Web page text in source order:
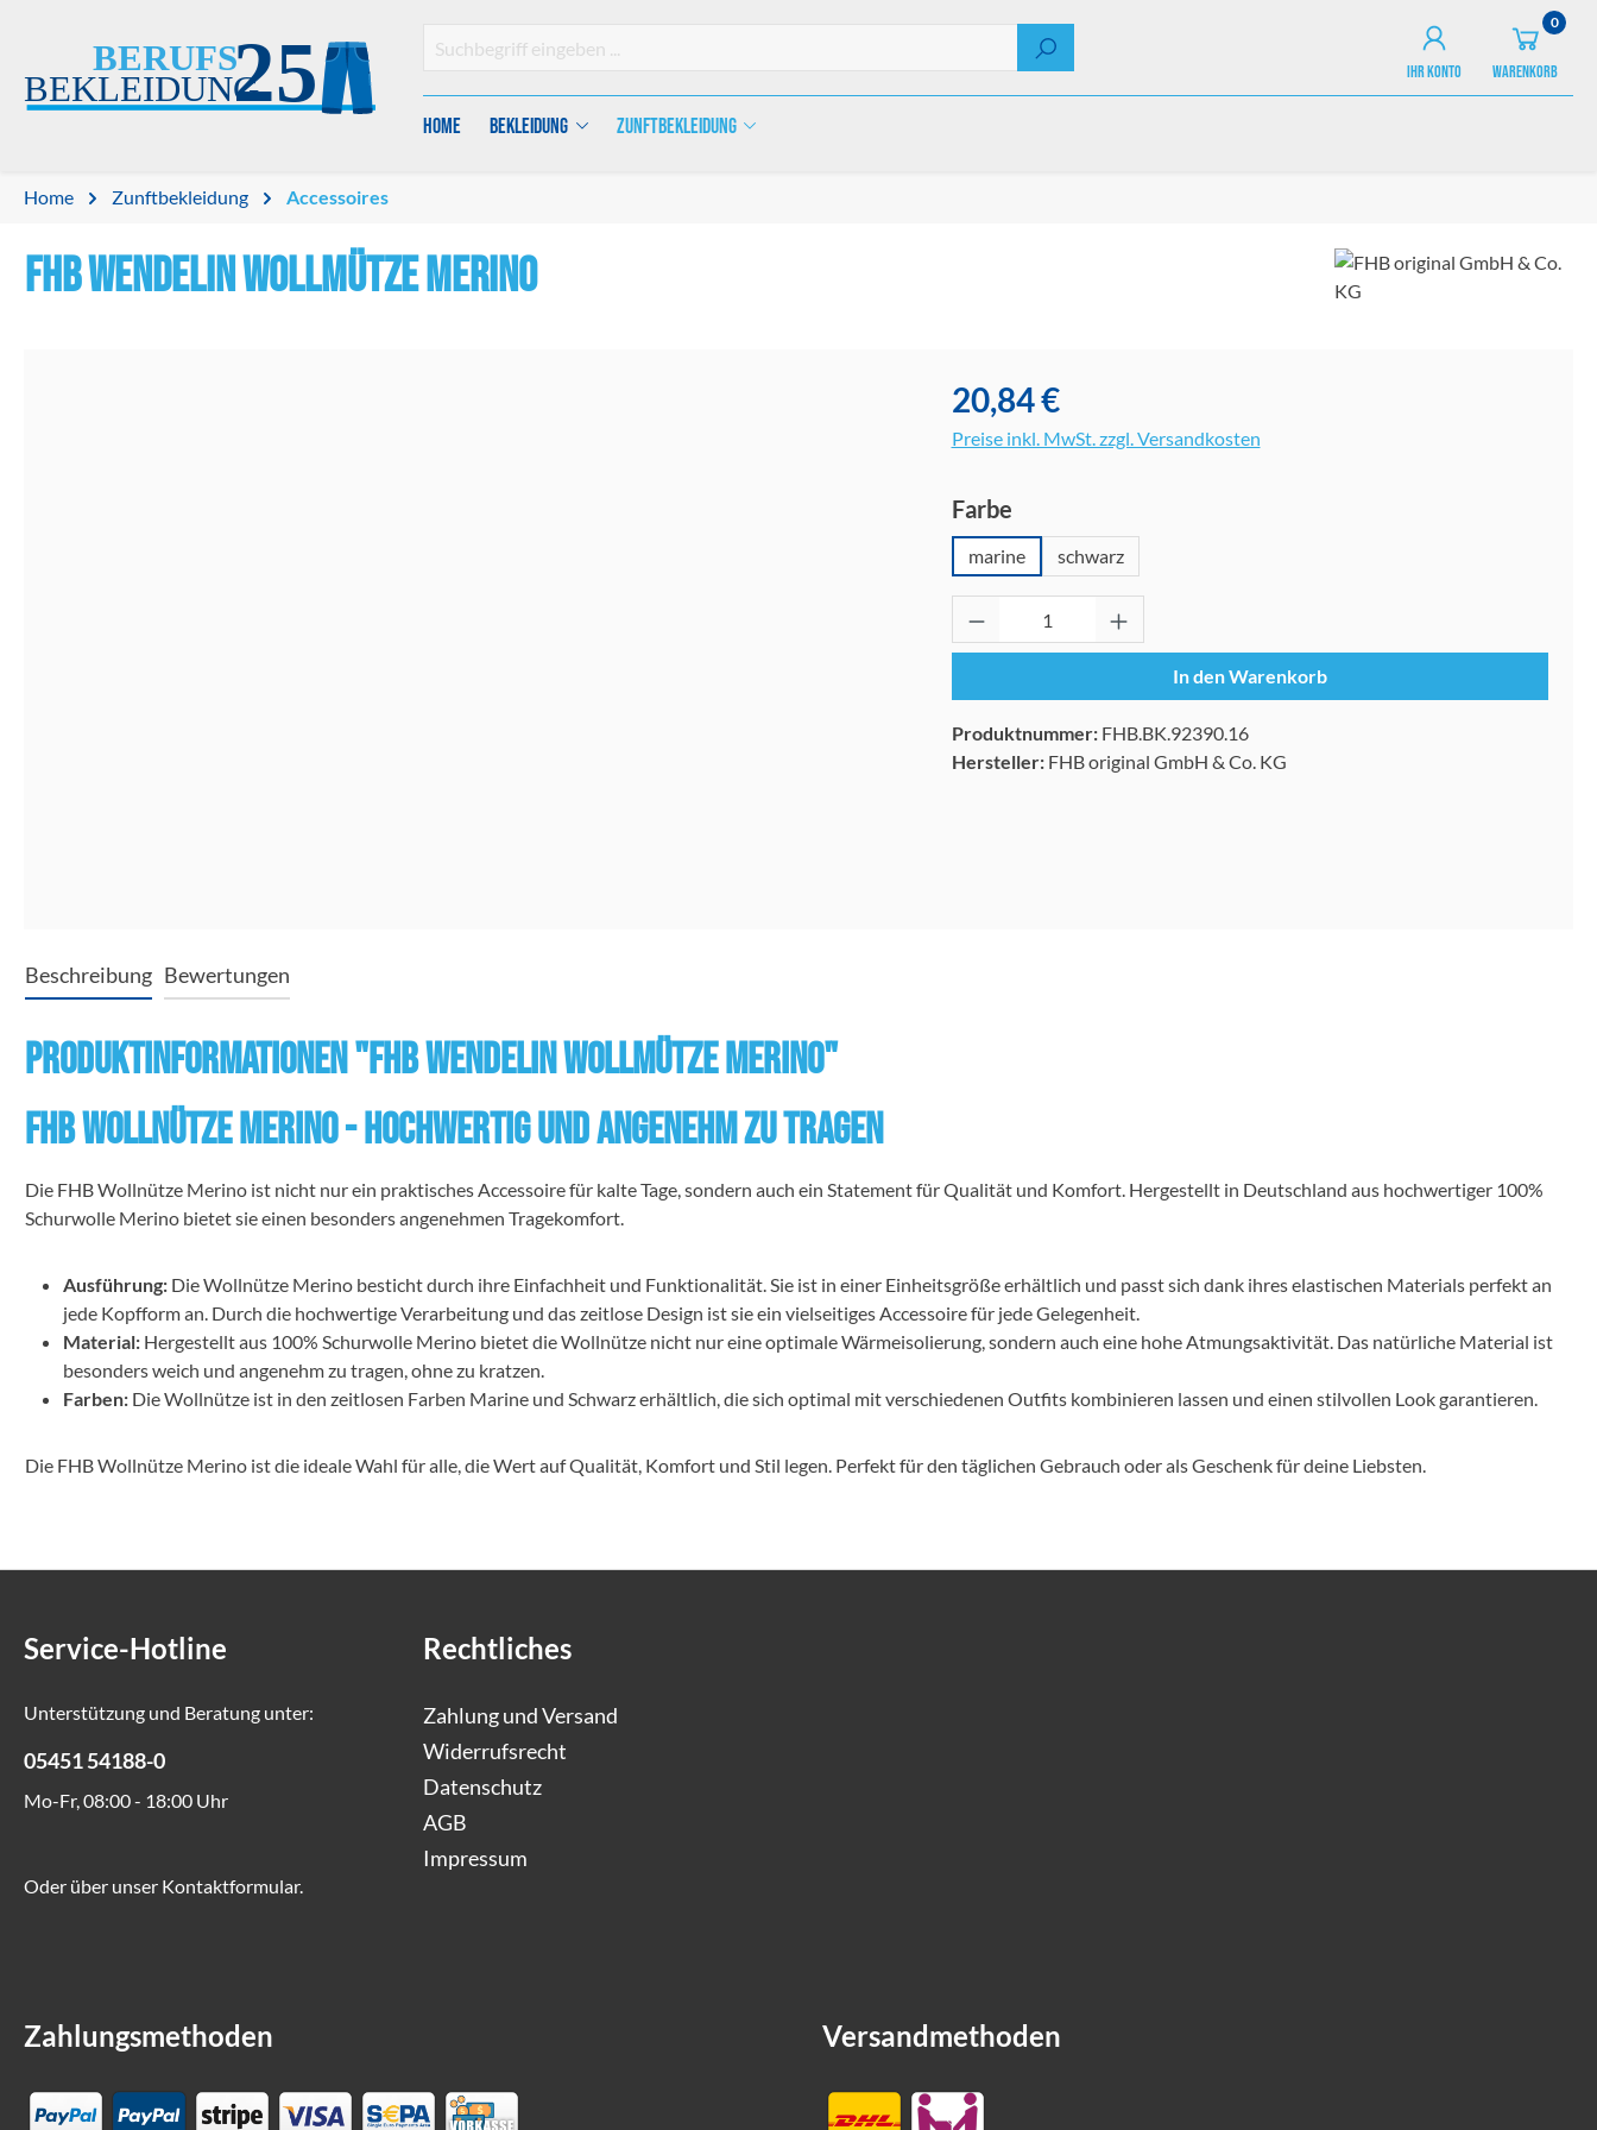
IHR KONTO
0
WARENKORB
Home Bekleidung Zunftbekleidung
Home Zunftbekleidung Accessoires
FHB WENDELIN Wollmütze Merino
20,84 €
Preise inkl. MwSt. zzgl. Versandkosten
Farbeauswählen
marine schwarz
Produkt Anzahl: Gib den gewünschten Wert ein
In den Warenkorb
Produktnummer: FHB.BK.92390.16
Hersteller: FHB original GmbH & Co. KG
Beschreibung Bewertungen
Produktinformationen "FHB WENDELIN Wollmütze Merino"
FHB Wollnütze Merino - Hochwertig und Angenehm zu Tragen
Die FHB Wollnütze Merino ist nicht nur ein praktisches Accessoire für kalte Tage, sondern auch ein Statement für Qualität und Komfort. Hergestellt in Deutschland aus hochwertiger 100%
Schurwolle Merino bietet sie einen besonders angenehmen Tragekomfort.
Ausführung: Die Wollnütze Merino besticht durch ihre Einfachheit und Funktionalität. Sie ist in einer Einheitsgröße erhältlich und passt sich dank ihres elastischen Materials perfekt an
jede Kopfform an. Durch die hochwertige Verarbeitung und das zeitlose Design ist sie ein vielseitiges Accessoire für jede Gelegenheit.
Material: Hergestellt aus 100% Schurwolle Merino bietet die Wollnütze nicht nur eine optimale Wärmeisolierung, sondern auch eine hohe Atmungsaktivität. Das natürliche Material ist
besonders weich und angenehm zu tragen, ohne zu kratzen.
Farben: Die Wollnütze ist in den zeitlosen Farben Marine und Schwarz erhältlich, die sich optimal mit verschiedenen Outfits kombinieren lassen und einen stilvollen Look garantieren.
Die FHB Wollnütze Merino ist die ideale Wahl für alle, die Wert auf Qualität, Komfort und Stil legen. Perfekt für den täglichen Gebrauch oder als Geschenk für deine Liebsten.
Service-Hotline
Unterstützung und Beratung unter:
05451 54188-0
Mo-Fr, 08:00 - 18:00 Uhr
Oder über unser Kontaktformular.
Rechtliches
Zahlung und Versand
Widerrufsrecht
Datenschutz
AGB
Impressum
Zahlungsmethoden Versandmethoden